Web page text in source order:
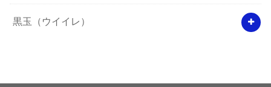
黒玉（ウイイレ）